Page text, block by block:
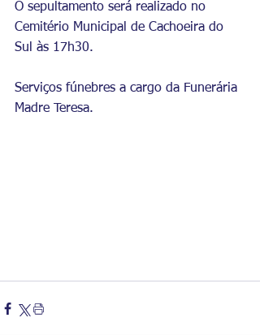
O sepultamento será realizado no
Cemitério Municipal de Cachoeira do
Sul às 17h30.
Serviços fúnebres a cargo da Funerária
Madre Teresa.